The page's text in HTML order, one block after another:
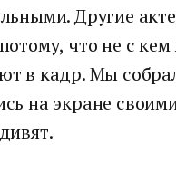
Другие
что не с
в кадр. Мы
на экране